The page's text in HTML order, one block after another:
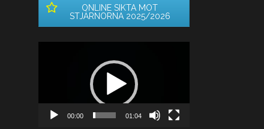
ONLINE SIKTA MOT
STJÄRNORNA 2025/2026
00:00 01:04